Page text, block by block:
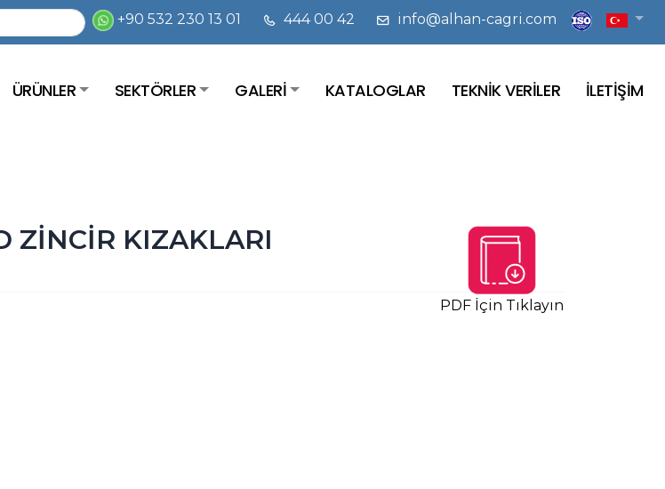
+90 532 230 13 01 444 00 42 info@alhan-cagri.com
ÜRÜNLER SEKTÖRLER GALERİ KATALOGLAR TEKNİK VERİLER İLETİŞİM
PDF İçin Tıklayın
ZİNCİR KIZAKLARI